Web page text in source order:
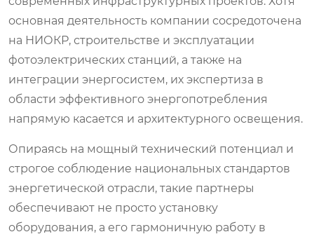
основная деятельность компании сосредоточена
на НИОКР, строительстве и эксплуатации
фотоэлектрических станций, а также на
интеграции энергосистем, их экспертиза в
области эффективного энергопотребления
напрямую касается и архитектурного освещения.
Опираясь на мощный технический потенциал и
строгое соблюдение национальных стандартов
энергетической отрасли, такие партнеры
обеспечивают не просто установку
оборудования, а его гармоничную работу в